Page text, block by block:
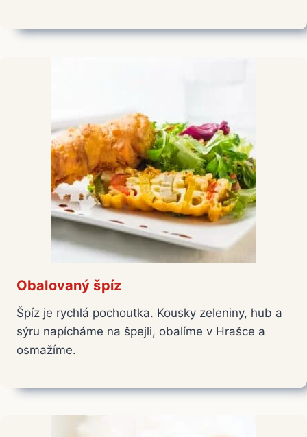
Obalovaný špíz
Špíz je rychlá pochoutka. Kousky zeleniny, hub a
sýru napícháme na špejli, obalíme v Hrašce a
osmažíme.